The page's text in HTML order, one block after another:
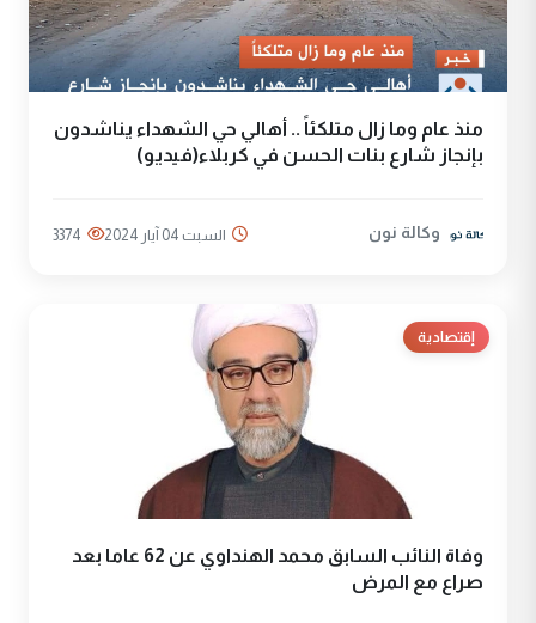
منذ عام وما زال متلكئاً .. أهالي حي الشهداء يناشدون
بإنجاز شارع بنات الحسن في كربلاء(فيديو)
وكالة نون السبت 04 آيار 2024 3374
إقتصادية
وفاة النائب السابق محمد الهنداوي عن 62 عاما بعد
صراع مع المرض